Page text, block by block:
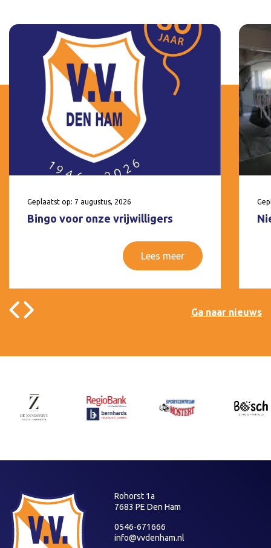
Geplaatst op: 7 augustus, 2026
Bingo voor onze vrijwilligers
Lees meer
Ga naar nieuws
Rohorst 1a
7683 PE Den Ham
0546-671666
info@vvdenham.nl